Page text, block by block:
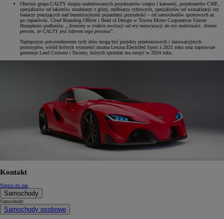
Obecnie grupa CALTY skupia utalentowanych projektantów wnętrz i karoserii, projektantów CMF,
specjalistów od lakierów, modelarzy z gliny, rzeźbiarzy cyfrowych, specjalistów od wizualizacji czy
badaczy pracujących nad bezemisyjnymi pojazdami przyszłości – od samochodów sportowych aż
po ciężarówki. Chief Branding Officer i Head of Design w Toyota Motor Corporation Simon
Humphries podkreśla:
„Jesteśmy w trakcie ewolucji od ery motoryzacji do ery mobilności. Jestem
pewien, że CALTY jest liderem tego procesu”
Najlepszym potwierdzeniem tych słów mogą być projekty przełomowych i innowacyjnych
prototypów, wśród których wymienić można Lexusa Electrifed Sport z 2021 roku oraz najnowsze
generacje Land Cruisera i Tacomy, których sprzedaż ma ruszyć w 2024 roku.
Kontakt
Napisz do nas
Samochody
Samochody
Samochody osobowe